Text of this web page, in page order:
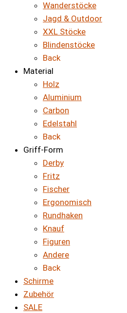
Wanderstöcke
Jagd & Outdoor
XXL Stöcke
Blindenstöcke
Back
Material
Holz
Aluminium
Carbon
Edelstahl
Back
Griff-Form
Derby
Fritz
Fischer
Ergonomisch
Rundhaken
Knauf
Figuren
Andere
Back
Schirme
Zubehör
SALE